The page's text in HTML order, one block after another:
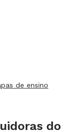
de ensino
do